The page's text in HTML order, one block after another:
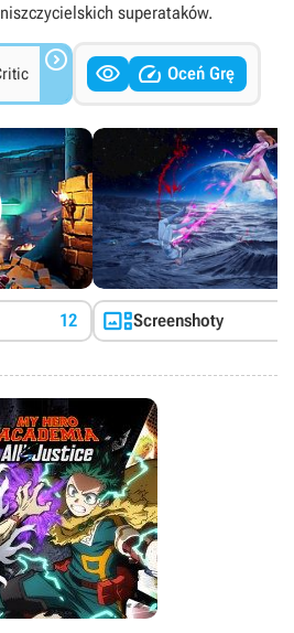
superataków.
   Oceń Grę
12 Screenshoty